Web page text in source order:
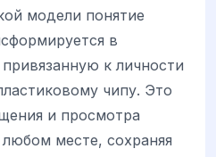
модели понятие
в
к личности
чипу. Это
и просмотра
месте, сохраняя